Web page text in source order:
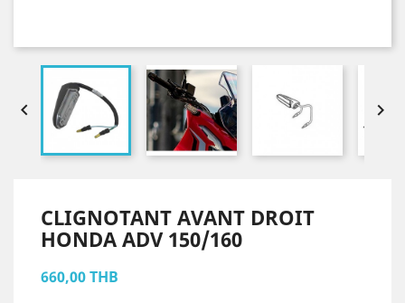
 
CLIGNOTANT AVANT DROIT
HONDA ADV 150/160
660,00 THB